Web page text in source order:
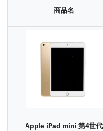
商品名
Apple iPad mini 第4世代